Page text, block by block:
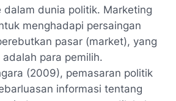
dalam dunia politik. Marketing
menghadapi persaingan
pasar (market), yang
para pemilih.
(2009), pemasaran politik
informasi tentang